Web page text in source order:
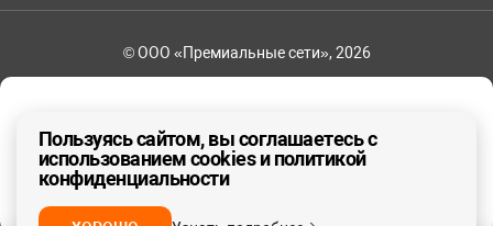
ДА, ВЕРНО
© ООО «Премиальные сети», 2026
Пользуясь сайтом, вы соглашаетесь с
использованием cookies и политикой
конфиденциальности